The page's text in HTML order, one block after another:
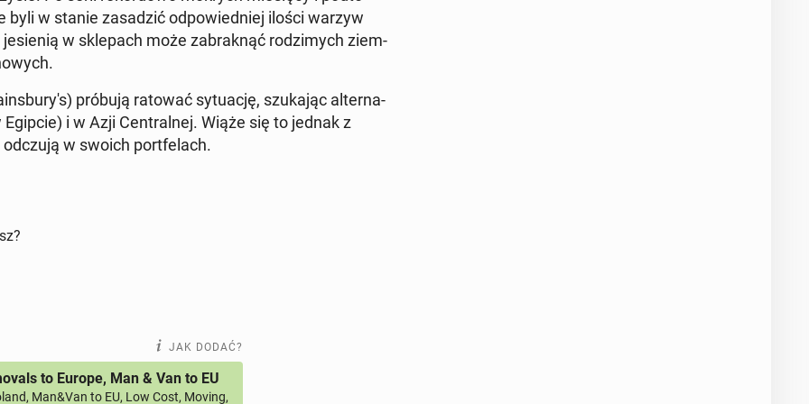
byli w stanie za­sa­dzić od­po­wied­niej ilości warzyw
w skle­pach może za­brak­nąć ro­dzi­mych ziem­
próbują ratować sy­tu­ację, szu­ka­jąc al­ter­na­
i w Azji Cen­tral­nej. Wiąże się to jednak z
w swoich port­fe­lach.
JAK DODAĆ?
to Europe, Man & Van to EU
Man&Van to EU, Low Cost, Moving,